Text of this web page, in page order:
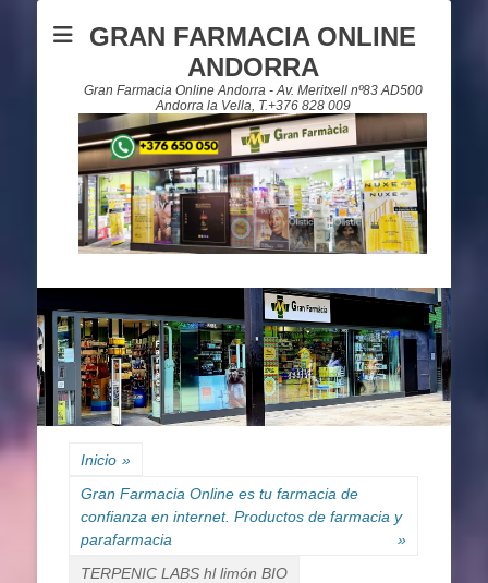
GRAN FARMACIA ONLINE
ANDORRA
Gran Farmacia Online Andorra - Av. Meritxell nº83 AD500
Andorra la Vella, T.+376 828 009
Inicio »
Gran Farmacia Online es tu farmacia de
confianza en internet. Productos de farmacia y
parafarmacia
»
TERPENIC LABS hl limón BIO